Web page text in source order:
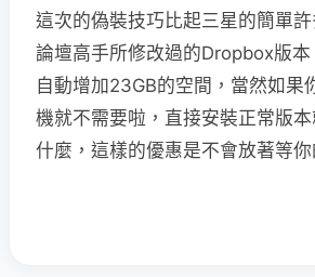
這次的偽裝技巧比起三星的簡單
論壇高手所修改過的Dropbox版
自動增加23GB的空間，當然如果
機就不需要啦，直接安裝正常版
什麼，這樣的優惠是不會放著等你